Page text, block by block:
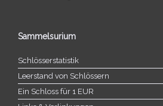
Sammelsurium
Schlösserstatistik
Leerstand von Schlössern
Ein Schloss für 1 EUR